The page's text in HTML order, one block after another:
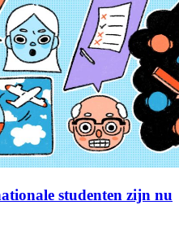
studenten zijn nu